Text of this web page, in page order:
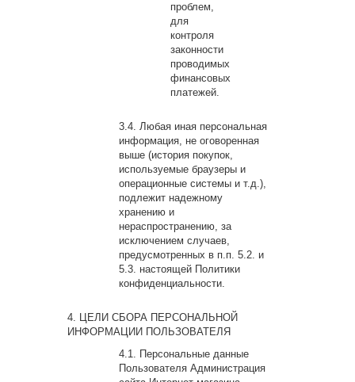
проблем,
для
контроля
законности
проводимых
финансовых
платежей.
Любая иная персональная
информация, не оговоренная
выше (история покупок,
используемые браузеры и
операционные системы и т.д.),
подлежит надежному
хранению и
нераспространению, за
исключением случаев,
предусмотренных в п.п. 5.2. и
5.3. настоящей Политики
конфиденциальности.
ЦЕЛИ СБОРА ПЕРСОНАЛЬНОЙ
ИНФОРМАЦИИ ПОЛЬЗОВАТЕЛЯ
Персональные данные
Пользователя Администрация